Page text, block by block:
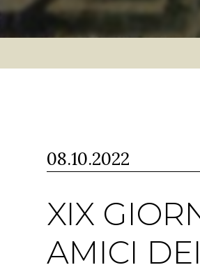
08.10.2022
XIX
AMICI